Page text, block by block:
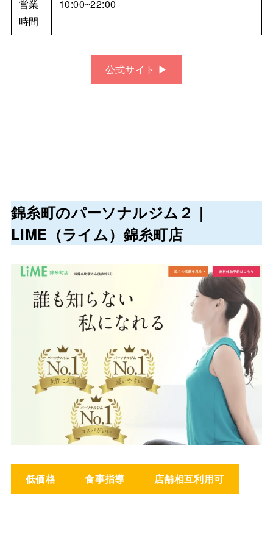
営業
時間
10:00~22:00
公式サイト ▶︎
錦糸町のパーソナルジム２｜
LIME（ライム）錦糸町店
低価格 食事指導 店舗相互利用可